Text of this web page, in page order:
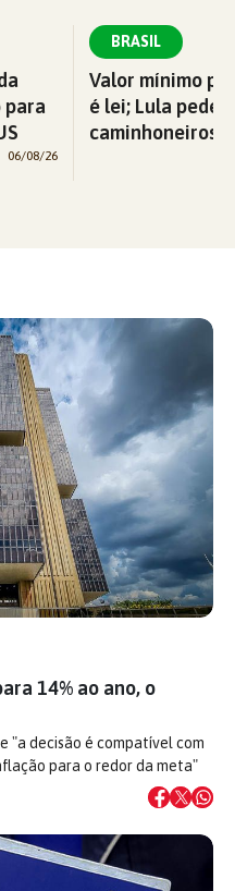
para
06/08/26
BRASIL
Valor mínimo
é lei; Lula pede
caminhoneiros
14% ao ano, o
"a decisão é compatível com
para o redor da meta"